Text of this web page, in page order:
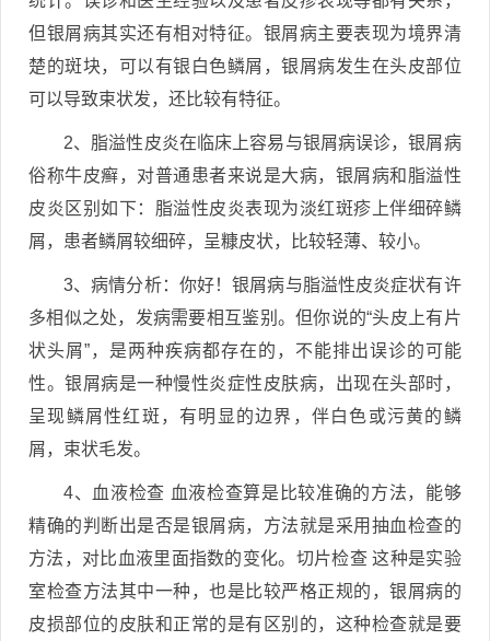
但银屑病其实还有相对特征。银屑病主要表现为境界清
楚的斑块，可以有银白色鳞屑，银屑病发生在头皮部位
可以导致束状发，还比较有特征。
2、脂溢性皮炎在临床上容易与银屑病误诊，银屑病
俗称牛皮癣，对普通患者来说是大病，银屑病和脂溢性
皮炎区别如下：脂溢性皮炎表现为淡红斑疹上伴细碎鳞
屑，患者鳞屑较细碎，呈糠皮状，比较轻薄、较小。
3、病情分析：你好！银屑病与脂溢性皮炎症状有许
多相似之处，发病需要相互鉴别。但你说的“头皮上有片
状头屑”，是两种疾病都存在的，不能排出误诊的可能
性。银屑病是一种慢性炎症性皮肤病，出现在头部时，
呈现鳞屑性红斑，有明显的边界，伴白色或污黄的鳞
屑，束状毛发。
4、血液检查 血液检查算是比较准确的方法，能够
精确的判断出是否是银屑病，方法就是采用抽血检查的
方法，对比血液里面指数的变化。切片检查 这种是实验
室检查方法其中一种，也是比较严格正规的，银屑病的
皮损部位的皮肤和正常的是有区别的，这种检查就是要